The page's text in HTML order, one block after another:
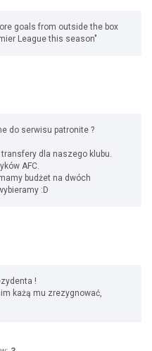
goals from outside the box
League this season"
do serwisu patronite ?
transfery dla naszego klubu.
AFC.
budżet na dwóch
:D
!
każą mu zrezygnować,